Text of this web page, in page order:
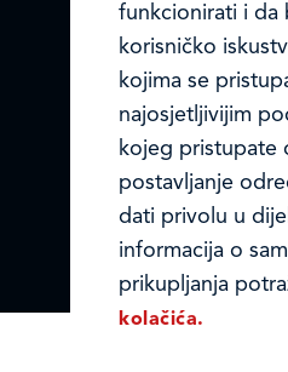
Privacy notice and Cookies
© LEDO plus d.o.o. 2026.
funkcionirati i da
korisničko
kojima se
najosjetljivijim
kojeg pristupate
postavljanje
dati privolu u
informacija o
prikupljanja
kolačića.
a isključiti ih
postavki u
Analitički kolačići
Analitički
unaprijediti web-
analizom